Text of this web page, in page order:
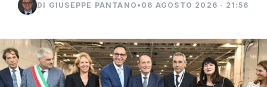
DI GIUSEPPE PANTANO • 06 AGOSTO 2026 · 21:56